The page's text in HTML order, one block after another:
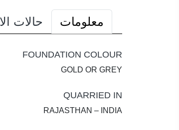
معلومات حالات
FOUNDATION COLOUR
GOLD OR GREY
QUARRIED IN
RAJASTHAN – INDIA